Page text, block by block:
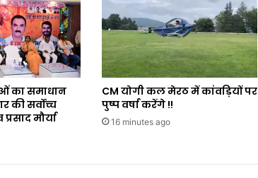
का समाधान
सर्वोच्च
मौर्या
CM योगी कल मेरठ में कांवड़ियों पर
पुष्प वर्षा करेंगे !!
16 minutes ago